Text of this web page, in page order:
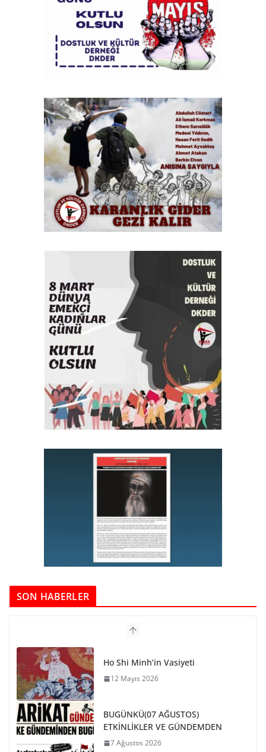
SON HABERLER
Ho Shi Minh’in Vasiyeti
12 Mayıs 2026
BUGÜNKÜ(07 AĞUSTOS)
ETKİNLİKLER VE GÜNDEMDEN
7 Ağustos 2026